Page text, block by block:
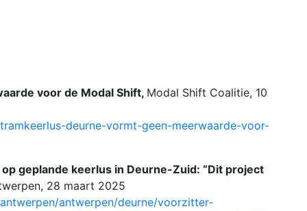
voor de Modal Shift, Modal Shift Coalitie, 10
deurne-vormt-geen-meerwaarde-voor-
geplande keerlus in Deurne-Zuid: “Dit project
28 maart 2025
antwerpen/deurne/voorzitter-